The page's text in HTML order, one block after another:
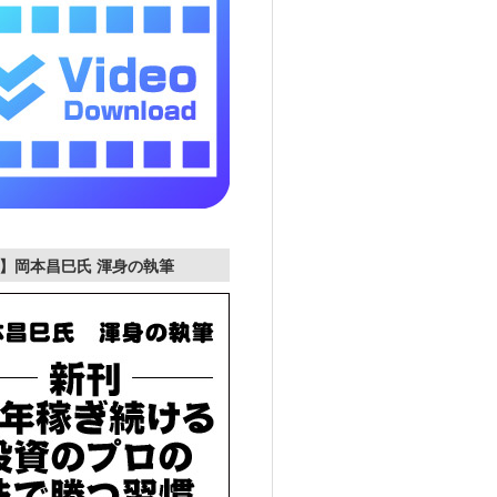
岡本昌巳氏 渾身の執筆